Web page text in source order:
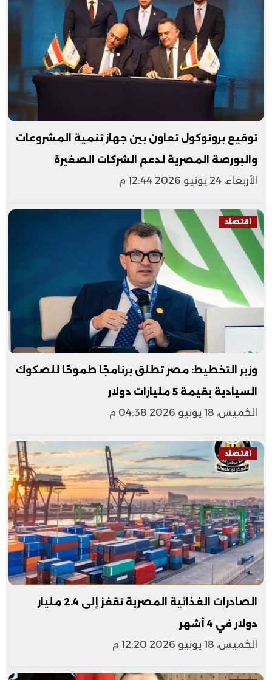
توقيع بروتوكول تعاون بين جهاز تنمية المشروعات
والبورصة المصرية لدعم الشركات الصغيرة
الأربعاء، 24 يونيو 2026 12:44 م
اقتصاد
وزير التخطيط: مصر تطلق برنامجًا طموحًا للصكوك
السيادية بقيمة 5 مليارات دولار
الخميس، 18 يونيو 2026 04:38 م
اقتصاد
الصادرات الغذائية المصرية تقفز إلى 2.4 مليار
دولار في 4 أشهر
الخميس، 18 يونيو 2026 12:20 م